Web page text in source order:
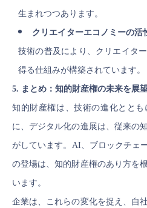
生まれつつあります。
クリエイターエコノミーの活
技術の普及により、クリエイタ
得る仕組みが構築されています。
5. まとめ：知的財産権の未来を展
知的財産権は、技術の進化とと
に、デジタル化の進展は、従来の
がしています。AI、ブロックチェ
の登場は、知的財産権のあり方を
います。
企業は、これらの変化を捉え、自